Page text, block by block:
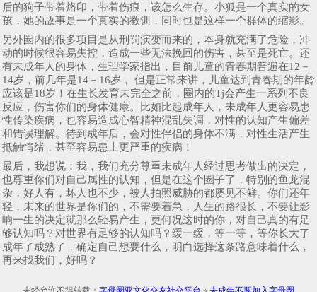
后的狗子带着烙印，带着伤痕，该怎么生存。小狐是一个真实的女
孩，她的故事是一个真实的教训，同时也是这样一个群体的缩影。
另外圈内的很多项目是从刑罚演变而来的，本身就充满了危险，冲
动的时候很容易失控，造成一些无法挽回的伤害，甚至是死亡。还
有未成年人的身体，生理学家指出，目前儿童的青春期普遍在12－
14岁，前几年是14－16岁， 但是正常来讲，儿童达到青春期的年龄
应该是18岁！在生长发育未完全之前，圈内的Tj会产生一系列不良
反应，伤害你们的身体健康。比如比起成年人，未成年人更容易患
性传染疾病，也容易造成心智精神混乱失调，对性的认知产生偏差
和错误理解。待到成年后，会对性伴侣的身体不满，对性生活产生
抵触情绪，甚至容易患上更严重的疾病！
最后，我想说：我，我们充分尊重未成年人经过思考做出的决定，
也尊重你们对自己属性的认知，但是在这个圈子了，特别的鱼龙混
杂，好人有，坏人也不少，被人拍照威胁的都屡见不鲜。你们还年
轻，未来的世界是你们的，不需要着急，人生的路很长，不要让影
响一生的决定就那么轻易产生，更何况这时的你，对自己真的有足
够认知吗？对世界有足够的认知吗？缓一缓，等一等，等你长大了
成年了成熟了，确定自己想要什么，明白选择这条路意味着什么，
再来找我们，好吗？